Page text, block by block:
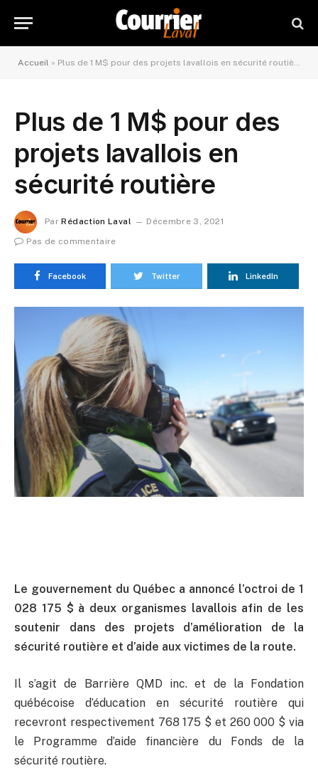
Accueil » Plus de 1 M$ pour des projets lavallois en sécurité routière
Plus de 1 M$ pour des
projets lavallois en
sécurité routière
Par Rédaction Laval
Décembre 3, 2021
Pas de commentaire
Facebook Twitter LinkedIn
Le gouvernement du Québec a annoncé l’octroi de 1
028 175 $ à deux organismes lavallois afin de les
soutenir dans des projets d’amélioration de la
sécurité routière et d’aide aux victimes de la route.
Il s’agit de Barrière QMD inc. et de la Fondation
québécoise d’éducation en sécurité routière qui
recevront respectivement 768 175 $ et 260 000 $ via
le Programme d’aide financière du Fonds de la
sécurité routière.